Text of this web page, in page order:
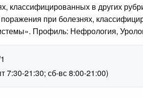
классифицированных в других
при болезнях,
Профиль: Нефрология,
7:30-21:30; сб-вс 8:00-21:00)